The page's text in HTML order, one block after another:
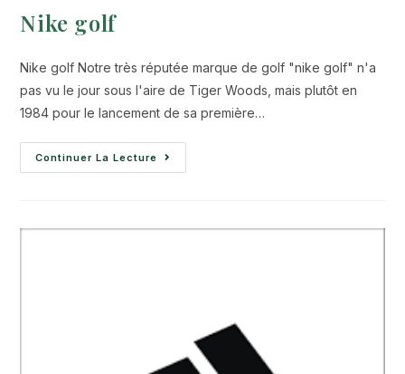
Nike golf
Nike golf Notre très réputée marque de golf "nike golf" n'a
pas vu le jour sous l'aire de Tiger Woods, mais plutôt en
1984 pour le lancement de sa première…
Continuer La Lecture